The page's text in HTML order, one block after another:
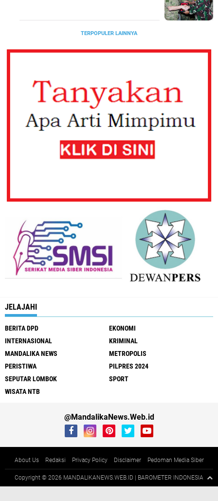
TERPOPULER LAINNYA
JELAJAHI
BERITA DPD
EKONOMI
INTERNASIONAL
KRIMINAL
MANDALIKA NEWS
METROPOLIS
PERISTIWA
PILPRES 2024
SEPUTAR LOMBOK
SPORT
WISATA NTB
@MandalikaNews.Web.id
About Us Redaksi Privacy Policy Disclaimer Pedoman Media Siber
Copyright © 2026 MANDALIKANEWS.WEB.ID | BAROMETER INDONESIA